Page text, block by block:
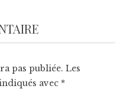
pas publiée. Les
avec *